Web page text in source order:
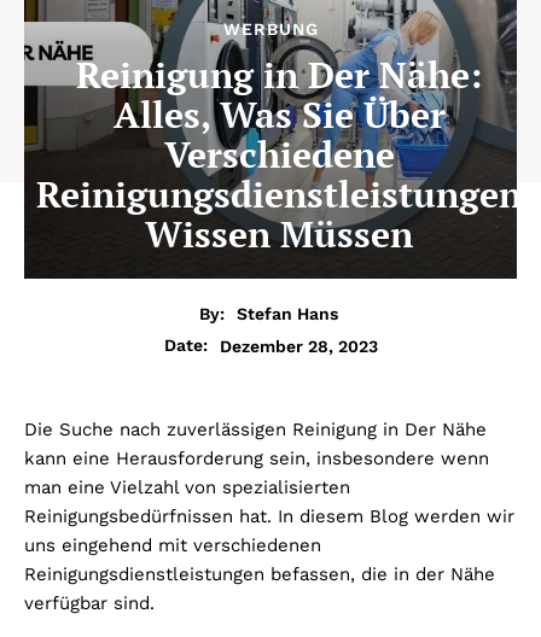
WERBUNG
Reinigung in Der Nähe:
Alles, Was Sie Über
Verschiedene
Reinigungsdienstleistungen
Wissen Müssen
By:
Stefan Hans
Date:
Dezember 28, 2023
Die Suche nach zuverlässigen Reinigung in Der Nähe
kann eine Herausforderung sein, insbesondere wenn
man eine Vielzahl von spezialisierten
Reinigungsbedürfnissen hat. In diesem Blog werden wir
uns eingehend mit verschiedenen
Reinigungsdienstleistungen befassen, die in der Nähe
verfügbar sind.